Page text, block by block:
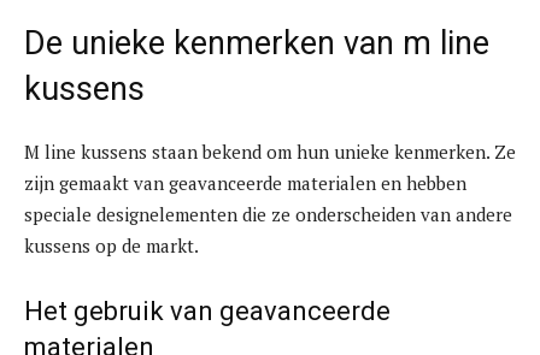
De unieke kenmerken van m line
kussens
M line kussens staan bekend om hun unieke kenmerken. Ze
zijn gemaakt van geavanceerde materialen en hebben
speciale designelementen die ze onderscheiden van andere
kussens op de markt.
Het gebruik van geavanceerde
materialen